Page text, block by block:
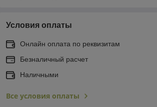
Условия оплаты
Онлайн оплата по реквизитам
Безналичный расчет
Наличными
Все условия оплаты